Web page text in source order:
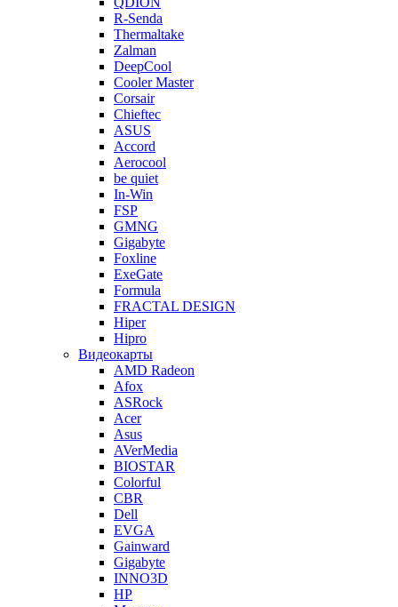
R-Senda
Thermaltake
Zalman
DeepCool
Cooler Master
Corsair
Chieftec
ASUS
Accord
Aerocool
be quiet
In-Win
FSP
GMNG
Gigabyte
Foxline
ExeGate
Formula
FRACTAL DESIGN
Hiper
Hipro
Видеокарты
AMD Radeon
Afox
ASRock
Acer
Asus
AVerMedia
BIOSTAR
Colorful
CBR
Dell
EVGA
Gainward
Gigabyte
INNO3D
HP